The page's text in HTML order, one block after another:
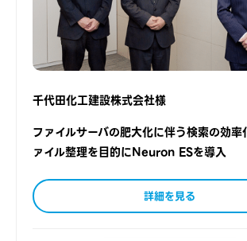
千代田化工建設株式会社様
ファイルサーバの肥大化に伴う検索の効率
ァイル整理を目的にNeuron ESを導入
詳細を見る